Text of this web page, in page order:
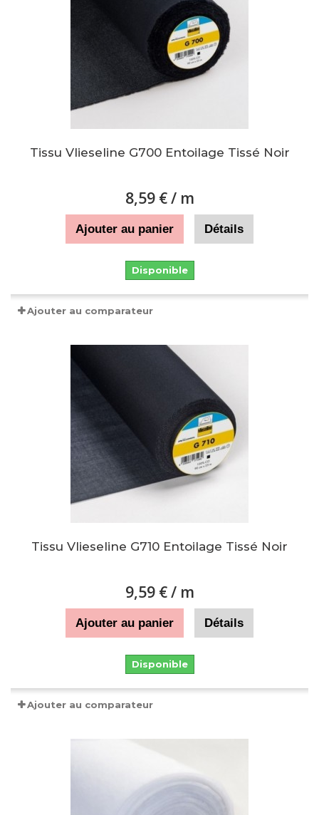
Tissu Vlieseline G700 Entoilage Tissé Noir
8,59 €/ m
Ajouter au panier Détails
Disponible
Ajouter au comparateur
Tissu Vlieseline G710 Entoilage Tissé Noir
9,59 €/ m
Ajouter au panier Détails
Disponible
Ajouter au comparateur